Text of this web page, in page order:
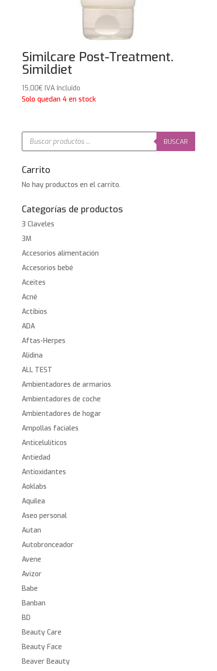
Similcare Post-Treatment.
Simildiet
15,00€ IVA Incluido
Solo quedan 4 en stock
Búsqueda
productos
BUSCAR
Carrito
No hay productos en el carrito.
Categorías de productos
3 Claveles
3M
Accesorios alimentación
Accesorios bebé
Aceites
Acné
Actibios
ADA
Aftas-Herpes
Alidina
ALL TEST
Ambientadores de armarios
Ambientadores de coche
Ambientadores de hogar
Ampollas faciales
Anticelulíticos
Antiedad
Antioxidantes
Aoklabs
Aquilea
Aseo personal
Autan
Autobronceador
Avene
Avizor
Babe
Banban
BD
Beauty Care
Beauty Face
Beaver Beauty